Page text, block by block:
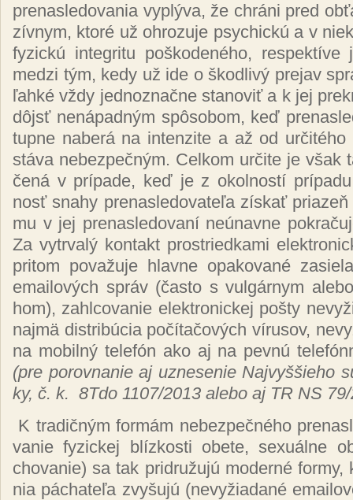
pre­nas­le­do­va­nia vy­plý­va, že chrá­ni pred
zív­nym, kto­ré už oh­ro­zu­je psy­chic­kú a v
fy­zic­kú in­teg­ri­tu poš­ko­de­né­ho, res­pek­tí­ve
me­dzi tým, ke­dy už ide o škod­li­vý pre­jav
ľah­ké vždy jed­noz­nač­ne sta­no­viť a k jej
dôjsť ne­ná­pad­ným spô­so­bom, keď
tup­ne na­be­rá na in­ten­zi­te a až od
stá­va ne­bez­peč­ným. Cel­kom ur­či­te je však
če­ná v prí­pa­de, keď je z okol­nos­tí
nosť sna­hy pre­nas­le­do­va­te­ľa zís­kať
mu v jej pre­nas­le­do­va­ní neú­nav­ne
Za vy­tr­va­lý kon­takt pros­tried­ka­mi
pri­tom po­va­žu­je hlav­ne opa­ko­va­né
emai­lo­vých správ (čas­to s vul­gár­nym
hom), za­hl­co­va­nie elek­tro­nic­kej poš­ty
naj­mä dis­tri­bú­cia po­čí­ta­čo­vých ví­ru­sov,
na mo­bil­ný te­le­fón ako aj na pev­nú
(pre po­rov­na­nie aj uz­ne­se­nie Naj­vyš­šie­ho
ky, č. k. 8Tdo 1107/2013 ale­bo aj TR NS
K tra­dič­ným for­mám ne­bez­peč­né­ho
va­nie fy­zic­kej blíz­kos­ti obe­te, sexuál­ne
cho­va­nie) sa tak prid­ru­žu­jú mo­der­né
nia pá­cha­te­ľa zvy­šu­jú (ne­vy­žia­da­né